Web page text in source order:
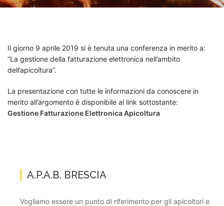
Il giorno 9 aprile 2019 si è tenuta una conferenza in merito a:
“La gestione della fatturazione elettronica nell’ambito
dell’apicoltura”.
La presentazione con tutte le informazioni da conoscere in
merito all’argomento è disponibile al link sottostante:
Gestione Fatturazione Elettronica Apicoltura
A.P.A.B. BRESCIA
Vogliamo essere un punto di riferimento per gli apicoltori e